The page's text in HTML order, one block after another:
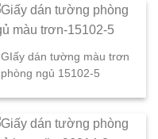
GIấy dán tường màu trơn
phòng ngủ 15102-5